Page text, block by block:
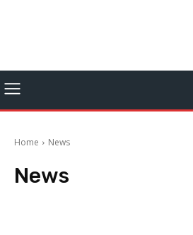
Home News
News